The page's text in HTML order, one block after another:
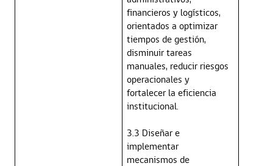
financieros y logísticos,
orientados a optimizar
tiempos de gestión,
disminuir tareas
manuales, reducir riesgos
operacionales y
fortalecer la eficiencia
institucional.
3.3 Diseñar e
implementar
mecanismos de